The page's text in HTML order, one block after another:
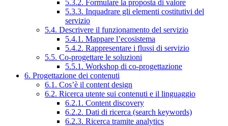
5.3.2. Formulare la proposta di valore
5.3.3. Inquadrare gli elementi costitutivi del
servizio
5.4. Descrivere il funzionamento del servizio
5.4.1. Mappare l’ecosistema
5.4.2. Rappresentare i flussi di servizio
5.5. Co-progettare le soluzioni
5.5.1. Workshop di co-progettazione
6. Progettazione dei contenuti
6.1. Cos’è il content design
6.2. Ricerca utente sui contenuti e il linguaggio
6.2.1. Content discovery
6.2.2. Dati di ricerca (search keywords)
6.2.3. Ricerca tramite analytics